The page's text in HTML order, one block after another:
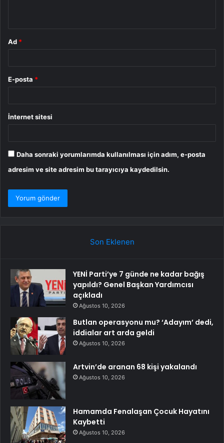
Ad *
E-posta *
İnternet sitesi
Daha sonraki yorumlarımda kullanılması için adım, e-posta
adresim ve site adresim bu tarayıcıya kaydedilsin.
Son Eklenen
YENİ Parti’ye 7 günde ne kadar bağış
yapıldı? Genel Başkan Yardımcısı
açıkladı
Ağustos 10, 2026
Butlan operasyonu mu? ‘Adayım’ dedi,
iddialar art arda geldi
Ağustos 10, 2026
Artvin’de aranan 68 kişi yakalandı
Ağustos 10, 2026
Hamamda Fenalaşan Çocuk Hayatını
Kaybetti
Ağustos 10, 2026